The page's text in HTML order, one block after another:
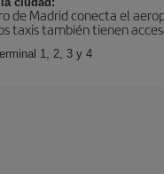
de Madrid conecta el
taxis también tienen
1, 2, 3 y 4